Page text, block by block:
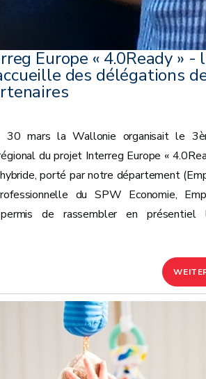
Europe « 4.0Ready » -
des délégations
mars la Wallonie organisait le
du projet Interreg Europe «
porté par notre département
du SPW Economie,
permis de rassembler en présentiel